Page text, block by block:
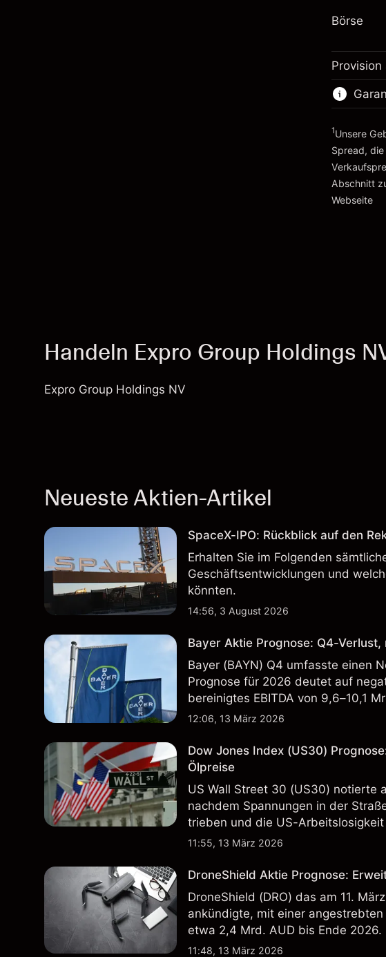
Geld
Börse
Provision
1Unsere
Spread,
Abschnitt
Webseite
Handeln Expro Group Holdings
Expro Group Holdings NV
Neueste Aktien-Artikel
SpaceX-IPO: Rückblick auf den
Erhalten Sie im Folgenden
Geschäftsentwicklungen und
könnten.
14:56, 3 August 2026
Bayer Aktie Prognose: Q4-
Bayer (BAYN) Q4 umfasste einen
Prognose für 2026 deutet auf
bereinigtes EBITDA von 9,6–10,1
Vergangenheit ist kein
12:06, 13 März 2026
Dow Jones Index (US30)
Ölpreise
US Wall Street 30 (US30) notierte
nachdem Spannungen in der
trieben und die US-
in der Vergangenheit ist kein
11:55, 13 März 2026
DroneShield Aktie Prognose:
DroneShield (DRO) das am 11.
ankündigte, mit einer
etwa 2,4 Mrd. AUD bis Ende
Vergangenheit ist kein
11:48, 13 März 2026